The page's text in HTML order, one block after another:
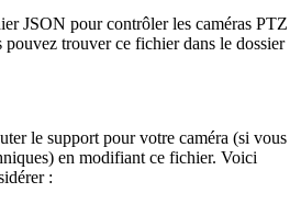
JSON pour contrôler les caméras PTZ
trouver ce fichier dans le dossier
le support pour votre caméra (si vous
en modifiant ce fichier. Voici
: